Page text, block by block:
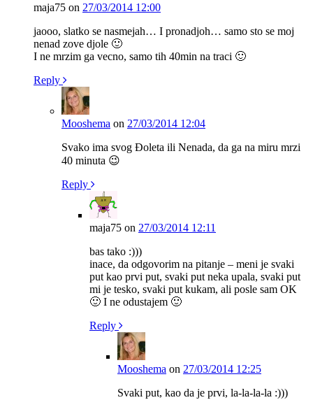
maja75 on 27/03/2014 12:00
jaooo, slatko se nasmejah… I pronadjoh… samo sto se moj
nenad zove djole 🙂
I ne mrzim ga vecno, samo tih 40min na traci 🙂
Reply
Mooshema on 27/03/2014 12:04
Svako ima svog Đoleta ili Nenada, da ga na miru mrzi
40 minuta 😉
Reply
maja75 on 27/03/2014 12:11
bas tako :)))
inace, da odgovorim na pitanje – meni je svaki
put kao prvi put, svaki put neka upala, svaki put
mi je tesko, svaki put kukam, ali posle sam OK
🙂 I ne odustajem 🙂
Reply
Mooshema on 27/03/2014 12:25
Svaki put, kao da je prvi, la-la-la-la :)))